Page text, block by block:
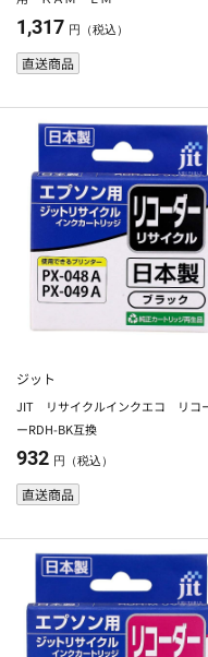
1,317 円（税込）
直送商品
ジット
JIT リサイクルインクエコ リコ
ーRDH-BK互換
932 円（税込）
直送商品